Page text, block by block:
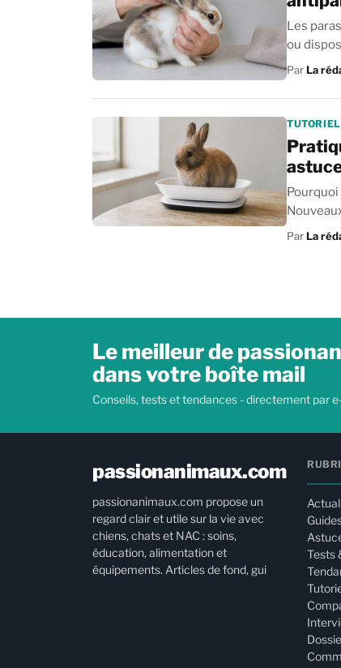
Les
Par La
Par La
Le meilleur de
dans votre boîte mail
Conseils, tests et tendances - directement par
passionanimaux.com
passionanimaux.com propose un
regard clair et utile sur la vie avec
chiens, chats et NAC : soins,
éducation, alimentation et
équipements. Articles de fond, gui
Tests